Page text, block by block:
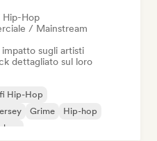
Hop
/ Mainstream
sugli artisti
dettagliato sul loro
Hip-Hop
Grime
Hip-hop